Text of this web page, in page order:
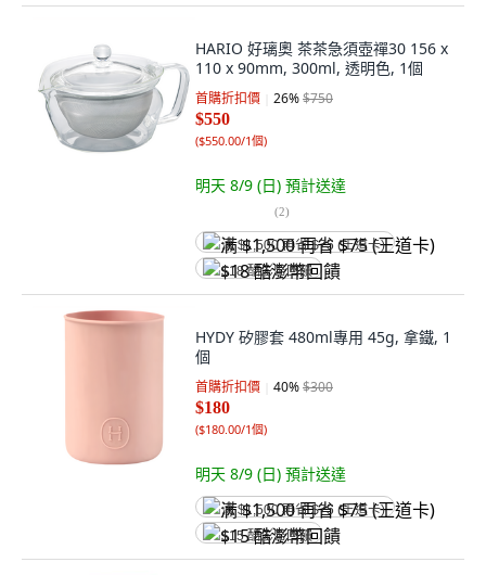
HARIO 好璃奧 茶茶急須壺禪30 156 x
110 x 90mm, 300ml, 透明色, 1個
首購折扣價 26%$750
$550
($550.00/1個)
明天 8/9 (日) 預計送達
(2)
满 $1,500 再省 $75 (王道卡)
$18 酷澎幣回饋
HYDY 矽膠套 480ml專用 45g, 拿鐵, 1
個
首購折扣價 40%$300
$180
($180.00/1個)
明天 8/9 (日) 預計送達
满 $1,500 再省 $75 (王道卡)
$15 酷澎幣回饋